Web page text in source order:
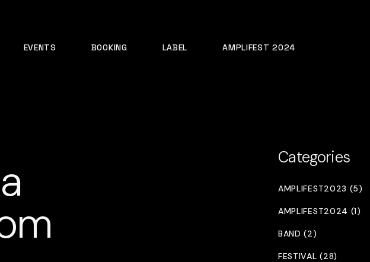
EVENTS BOOKING LABEL AMPLIFEST 2024
Categories
AMPLIFEST2023 (5)
AMPLIFEST2024 (1)
BAND (2)
FESTIVAL (28)